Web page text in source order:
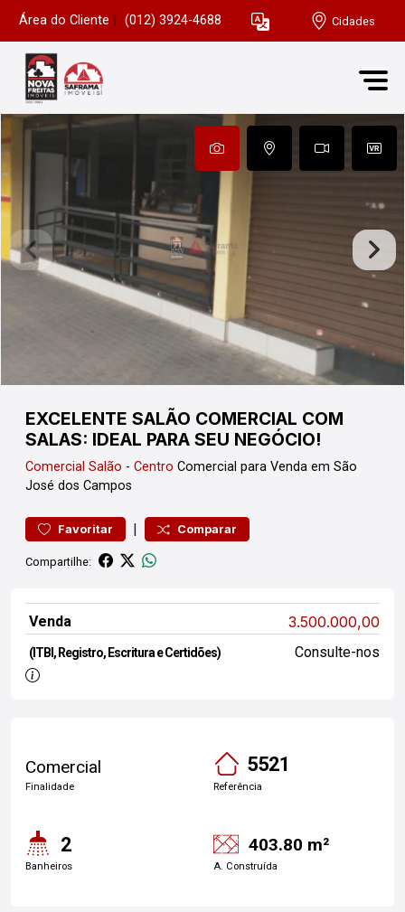
Área do Cliente (012) 3924-4688 Cidades
EXCELENTE SALÃO COMERCIAL COM
SALAS: IDEAL PARA SEU NEGÓCIO!
Comercial Salão - Centro Comercial para Venda em São
José dos Campos
Favoritar | Comparar
Compartilhe:
Venda 3.500.000,00
(ITBI, Registro, Escritura e Certidões) Consulte-nos
Comercial
Finalidade
5521
Referência
2
Banheiros
403.80 m²
A. Construída